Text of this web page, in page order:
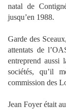
natal de
jusqu’en 1988.
Garde des
attentats de
entreprend
sociétés, qu’il
commission des
Jean Foyer était